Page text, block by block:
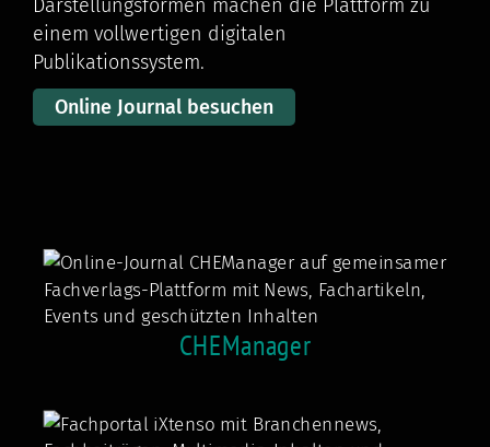
Darstellungsformen machen die Plattform zu
einem vollwertigen digitalen
Publikationssystem.
Online Journal besuchen
CHEManager